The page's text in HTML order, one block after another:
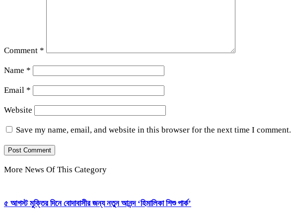
Comment *
Name *
Email *
Website
Save my name, email, and website in this browser for the next time I comment.
More News Of This Category
৫ আগস্ট মুক্তির দিনে বোদাবাসীর জন্য নতুন আনন্দ ‘হিমালিকা শিশু পার্ক’